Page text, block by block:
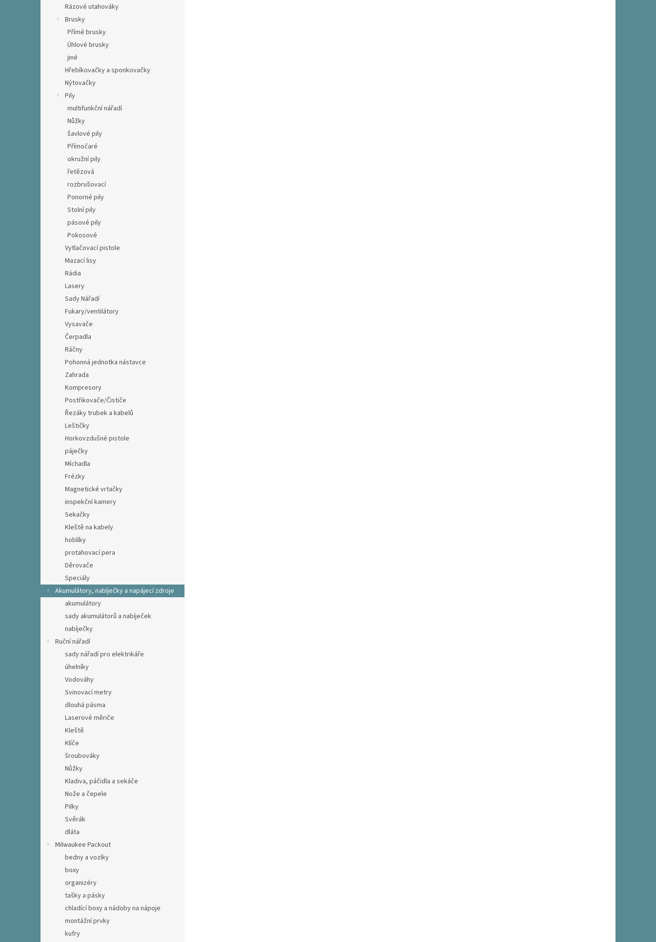
Rázové utahováky
Brusky
Přímé brusky
Úhlové brusky
jiné
Hřebíkovačky a sponkovačky
Nýtovačky
Pily
multifunkční nářadí
Nůžky
šavlové pily
Přímočaré
okružní pily
řetězová
rozbrušovací
Ponorné pily
Stolní pily
pásové pily
Pokosové
Vytlačovací pistole
Mazací lisy
Rádia
Lasery
Sady Nářadí
Fukary/ventilátory
Vysavače
Čerpadla
Ráčny
Pohonná jednotka nástavce
Zahrada
Kompresory
Postřikovače/Čističe
Řezáky trubek a kabelů
Leštičky
Horkovzdušné pistole
páječky
Míchadla
Frézky
Magnetické vrtačky
inspekční kamery
Sekačky
Kleště na kabely
hoblíky
protahovací pera
Děrovače
Speciály
Akumulátory, nabíječky a napájecí zdroje
akumulátory
sady akumulátorů a nabíječek
nabíječky
Ruční nářadí
sady nářadí pro elektrikáře
úhelníky
Vodováhy
Svinovací metry
dlouhá pásma
Laserové měriče
Kleště
Klíče
šroubováky
Nůžky
Kladiva, páčidla a sekáče
Nože a čepele
Pilky
Svěrák
dláta
Milwaukee Packout
bedny a vozíky
boxy
organizéry
tašky a pásky
chladící boxy a nádoby na nápoje
montážní prvky
kufry